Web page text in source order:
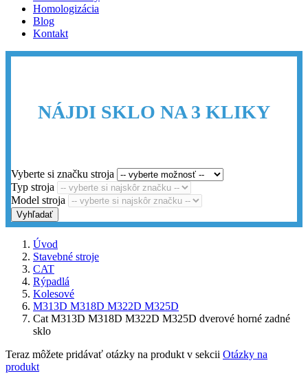
Homologizácia
Blog
Kontakt
NÁJDI SKLO NA 3 KLIKY
Vyberte si značku stroja
Typ stroja
Model stroja
Vyhľadať
Úvod
Stavebné stroje
CAT
Rýpadlá
Kolesové
M313D M318D M322D M325D
Cat M313D M318D M322D M325D dverové horné zadné
sklo
Teraz môžete pridávať otázky na produkt v sekcii Otázky na
produkt